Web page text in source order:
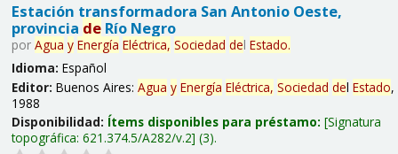
Estación transformadora San Antonio Oeste,
provincia deRío Negro
por Agua y Energía Eléctrica, Sociedad del Estado.
Idioma: Español
Editor: Buenos Aires: Agua y Energía Eléctrica, Sociedad del Estado,
1988
Disponibilidad: Ítems disponibles para préstamo: Signatura
topográfica: 621.374.5/A282/v.2 (3).